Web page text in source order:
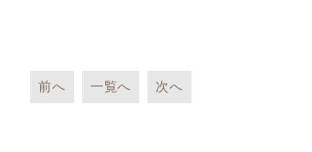
前へ 一覧へ 次へ